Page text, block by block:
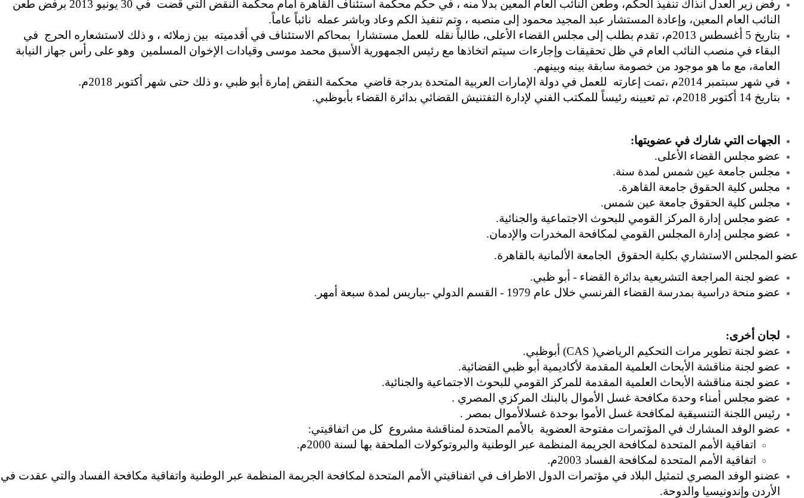
رفض زير العدل آنذاك تنفيذ الحكم، وطعن النائب العام المعين بدلاً منه ، في حكم محكمة استئناف القاهرة أمام محكمة النقض التي قضت في 30 يونيو 2013 برفض طعن
النائب العام المعين، وإعادة المستشار عبد المجيد محمود إلى منصبه ، وتم تنفيذ الكم وعاد وباشر عمله نائباً عاماً.
بتاريخ 5 أغسطس 2013م، تقدم بطلب إلى مجلس القضاء الأعلى، طالباً نقله للعمل مستشارا بمحاكم الاستئناف في أقدميته بين زملائه ، و ذلك لاستشعاره الحرج في
البقاء في منصب النائب العام في ظل تحقيقات وإجارءات سيتم اتخاذها مع رئيس الجمهورية الأسبق محمد موسى وقيادات الإخوان المسلمين وهو على رأس جهاز النيابة
العامة، مع ما هو موجود من خصومة سابقة بينه وبينهم.
في شهر سبتمبر 2014م ،تمت إعارته للعمل في دولة الإمارات العربية المتحدة بدرجة قاضي محكمة النقض إمارة أبو ظبي ،و ذلك حتى شهر أكتوبر 2018م.
بتاريخ 14 أكتوبر 2018م، تم تعيينه رئيساً للمكتب الفني لإدارة التفتنيش القضائي بدائرة القضاء بأبوظبي.
الجهات التي شارك في عضويتها:
عضو مجلس القضاء الأعلى.
مجلس جامعة عين شمس لمدة سنة.
مجلس كلية الحقوق جامعة القاهرة.
مجلس كلية الحقوق جامعة عين شمس.
عضو مجلس إدارة المركز القومي للبحوث الاجتماعية والجنائية.
عضو مجلس إدارة المجلس القومي لمكافحة المخدرات والإدمان.
عضو المجلس الاستشاري بكلية الحقوق الجامعة الألمانية بالقاهرة.
عضو لجنة المراجعة التشريعية بدائرة القضاء - أبو ظبي.
عضو منحة دراسية بمدرسة القضاء الفرنسي خلال عام 1979 - القسم الدولي -بباريس لمدة سبعة أمهر.
لجان أخرى:
عضو لجنة تطوير مرات التحكيم الرياضي( CAS) أبوظبي.
عضو لجنة مناقشة الأبحاث العلمية المقدمة لأكاديمية أبو ظبي القضائية.
عضو لجنة مناقشة الأبحاث العلمية المقدمة للمركز القومي للبحوث الاجتماعية والجنائية.
عضو مجلس أمناء وحدة مكافحة غسل الأموال بالبنك المركزي المصري .
رئيس اللجنة التنسيقية لمكافحة غسل الأموا بوحدة غسلالأموال بمصر .
عضو الوفد المشارك في المؤتمرات مفتوحة العضوية بالأمم المتحدة لمناقشة مشروع كل من اتفاقيتي:
اتفاقية الأمم المتحدة لمكافحة الجريمة المنظمة عبر الوطنية والبروتوكولات الملحقة بها لسنة 2000م.
اتفاقية الأمم المتحدة لمكافحة الفساد 2003م.
عضنو الوفد المصري لتمثيل البلاد في مؤتمرات الدول الاطراف في اتفناقيتي الأمم المتحدة لمكافحة الجريمة المنظمة عبر الوطنية واتفاقية مكافحة الفساد والتي عقدت في
الأردن وإندونيسيا والدوحة.